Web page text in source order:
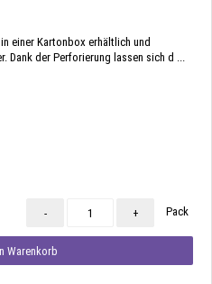
einer Kartonbox erhältlich und
Dank der Perforierung lassen sich d ...
- + Pack
Warenkorb